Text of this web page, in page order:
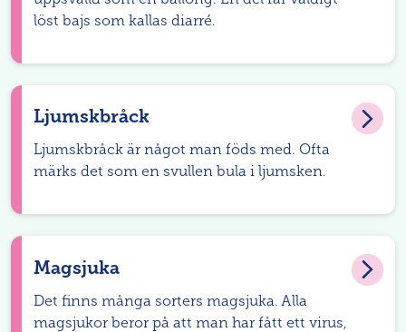
löst bajs som kallas diarré.
Ljumskbråck
Ljumskbråck är något man föds med. Ofta
märks det som en svullen bula i ljumsken.
Magsjuka
Det finns många sorters magsjuka. Alla
magsjukor beror på att man har fått ett virus,